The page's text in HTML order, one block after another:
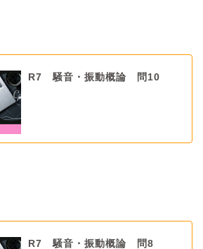
R7 騒音・振動概論 問10
R7 騒音・振動概論 問8